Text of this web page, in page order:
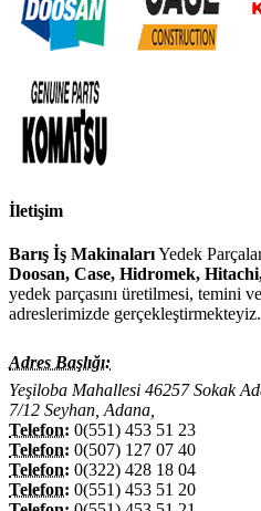
İletişim
Barış İş MakinalarıYedek
Doosan, Case, Hidromek,
yedek parçasını üretilmesi, temini
adreslerimizde gerçekleştirmekteyiz.
Adres Başlığı:
Yeşiloba Mahallesi 46257 Sokak
7/12 Seyhan, Adana,
Telefon: 0(551) 453 51 23
Telefon: 0(507) 127 07 40
Telefon: 0(322) 428 18 04
Telefon: 0(551) 453 51 20